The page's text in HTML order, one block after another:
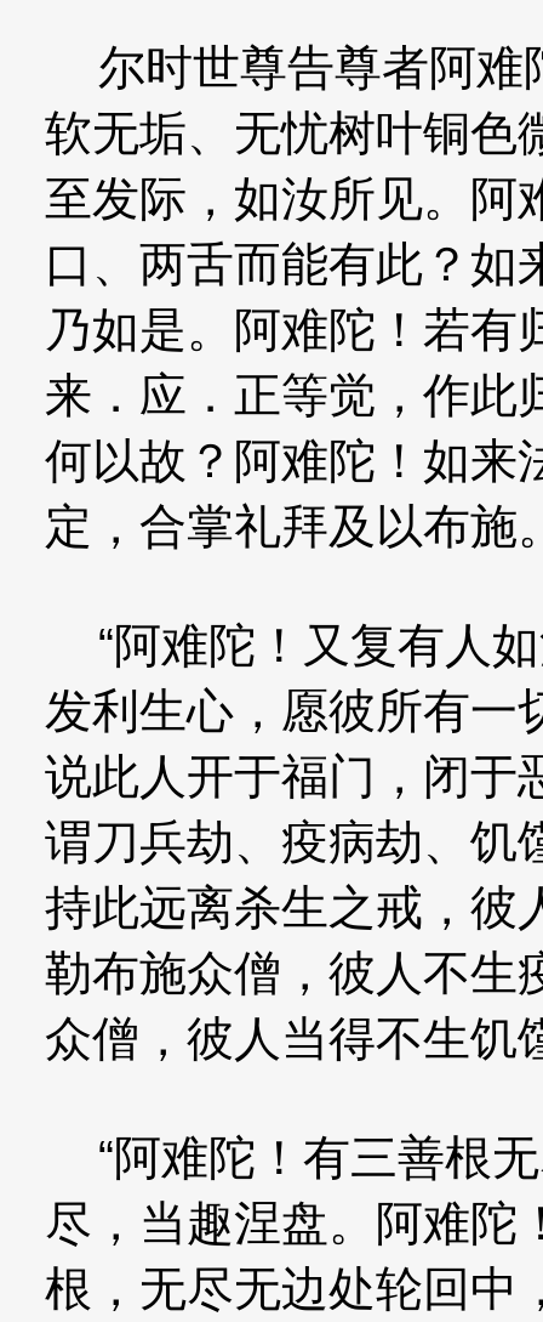
尔时世尊告尊者阿难
软无垢、无忧树叶铜色
至发际，如汝所见。阿
口、两舌而能有此？如
乃如是。阿难陀！若有
来．应．正等觉，作此
何以故？阿难陀！如来
定，合掌礼拜及以布施
“阿难陀！又复有人
发利生心，愿彼所有一
说此人开于福门，闭于
谓刀兵劫、疫病劫、饥
持此远离杀生之戒，彼
勒布施众僧，彼人不生
众僧，彼人当得不生饥
“阿难陀！有三善根
尽，当趣涅盘。阿难陀
根，无尽无边处轮回中